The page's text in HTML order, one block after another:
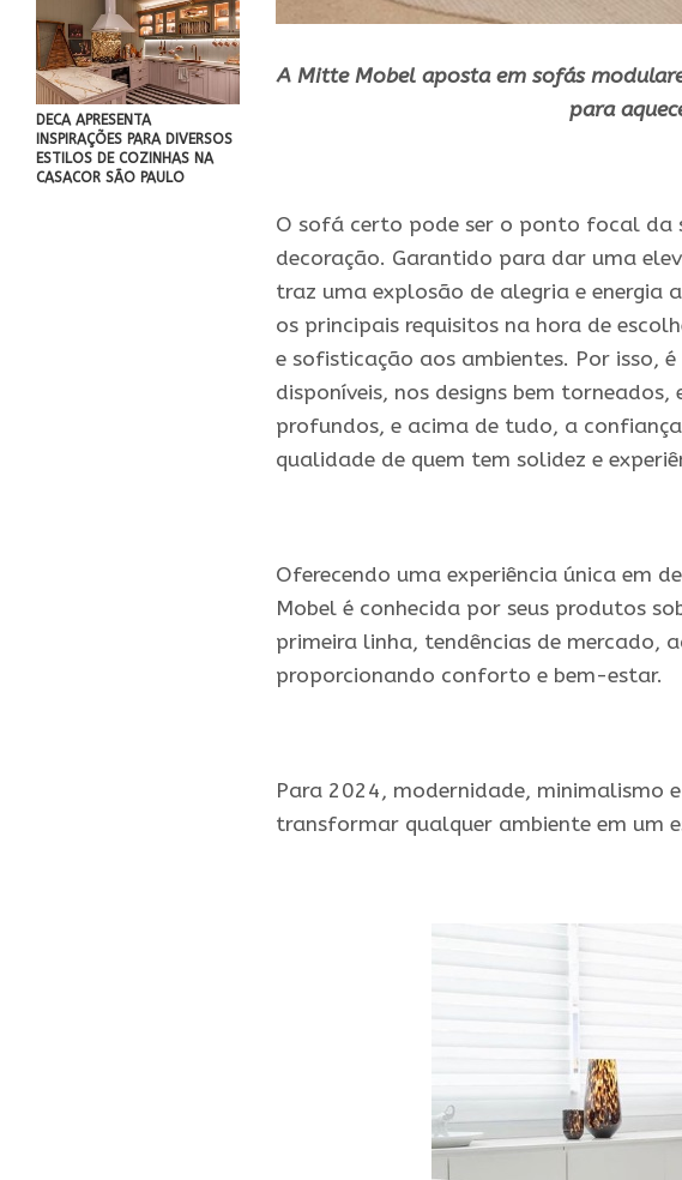
DECA APRESENTA
INSPIRAÇÕES PARA DIVERSOS
ESTILOS DE COZINHAS NA
CASACOR SÃO PAULO
A Mitte Mobel aposta em sofás
para
O sofá certo pode ser o ponto focal da
decoração. Garantido para dar uma
traz uma explosão de alegria e energia
os principais requisitos na hora de
e sofisticação aos ambientes. Por isso,
disponíveis, nos designs bem
profundos, e acima de tudo, a
qualidade de quem tem solidez e
Oferecendo uma experiência única em
Mobel é conhecida por seus produtos
primeira linha, tendências de mercado,
proporcionando conforto e bem-estar.
Para 2024, modernidade, minimalismo
transformar qualquer ambiente em um